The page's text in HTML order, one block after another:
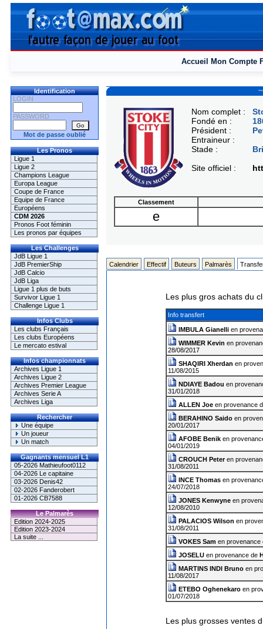
Accueil Mon Compte
Identification
LOGIN
PASSWORD
Mot de passe oublié
Les Pronos
Ligue 1
Ligue 2
Champions League
Europa League
Coupe de France
Equipe de France
Européens
CDM 2026
Pronos Foot féminin
Les pronos par équipes
Les Challenges
JdB Ligue 1
JdB PremierShip
JdB Calcio
JdB Liga
Ligue 1 plus de buts
Survivor Ligue 1
Challenge Ligue 1
Infos Clubs
Les clubs Français
Les clubs Européens
Le mercato estival
Infos championnats
Archives Ligue 1
Archives Ligue 2
Archives Premier League
Archives Serie A
Archives Liga
Rechercher
Une équipe
Un joueur
Un match
Gagnants mensuel L1
05-2026 Mathieufoot0112
04-2026 Le capitaine
03-2026 Denis42
02-2026 Fanderobert
01-2026 CB7588
Le Palmarès
Edition 2024-2025
Edition 2023-2024
La suite ...
Nom complet :
Fondé en :
Président :
Entraineur :
Stade :
Site officiel :
Classement
e
Calendrier Effectif Buteurs Palmarès
Les plus gros achats du
Info transfert
IMBULA Gianellien
WIMMER Kevin en
28/08/2017
SHAQIRI Xherdan en
11/08/2015
NDIAYE Badou en
31/01/2018
ALLEN Joe en provenance
BERAHINO Saidoen
20/01/2017
AFOBE Beniken
04/01/2019
CROUCH Peteren
31/08/2011
INCE Thomasen
24/07/2018
JONES Kenwyneen
12/08/2010
PALACIOS Wilson en
31/08/2011
VOKES Sam en provenance
JOSELUen provenance de
MARTINS INDI Brunoen
11/08/2017
ETEBO Oghenekaroen
01/07/2018
Les plus grosses ventes